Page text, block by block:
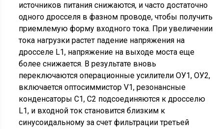
источников питания снижаются, и часто достаточно
одного дросселя в фазном проводе, чтобы получить
приемлемую форму входного тока. При увеличении
тока нагрузки растет падение напряжения на
дросселе L1, напряжение на выходе моста еще
более снижается. В результате вновь
переключаются операционные усилители ОУ1, ОУ2,
включается оптосиммистор V1, резонансные
конденсаторы С1, С2 подсоединяются к дросселю
L1, и входной ток становится близким к
синусоидальному за счет фильтрации третьей